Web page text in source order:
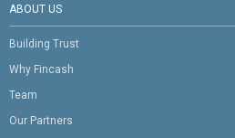
ABOUT US
Building Trust
Why Fincash
Team
Our Partners